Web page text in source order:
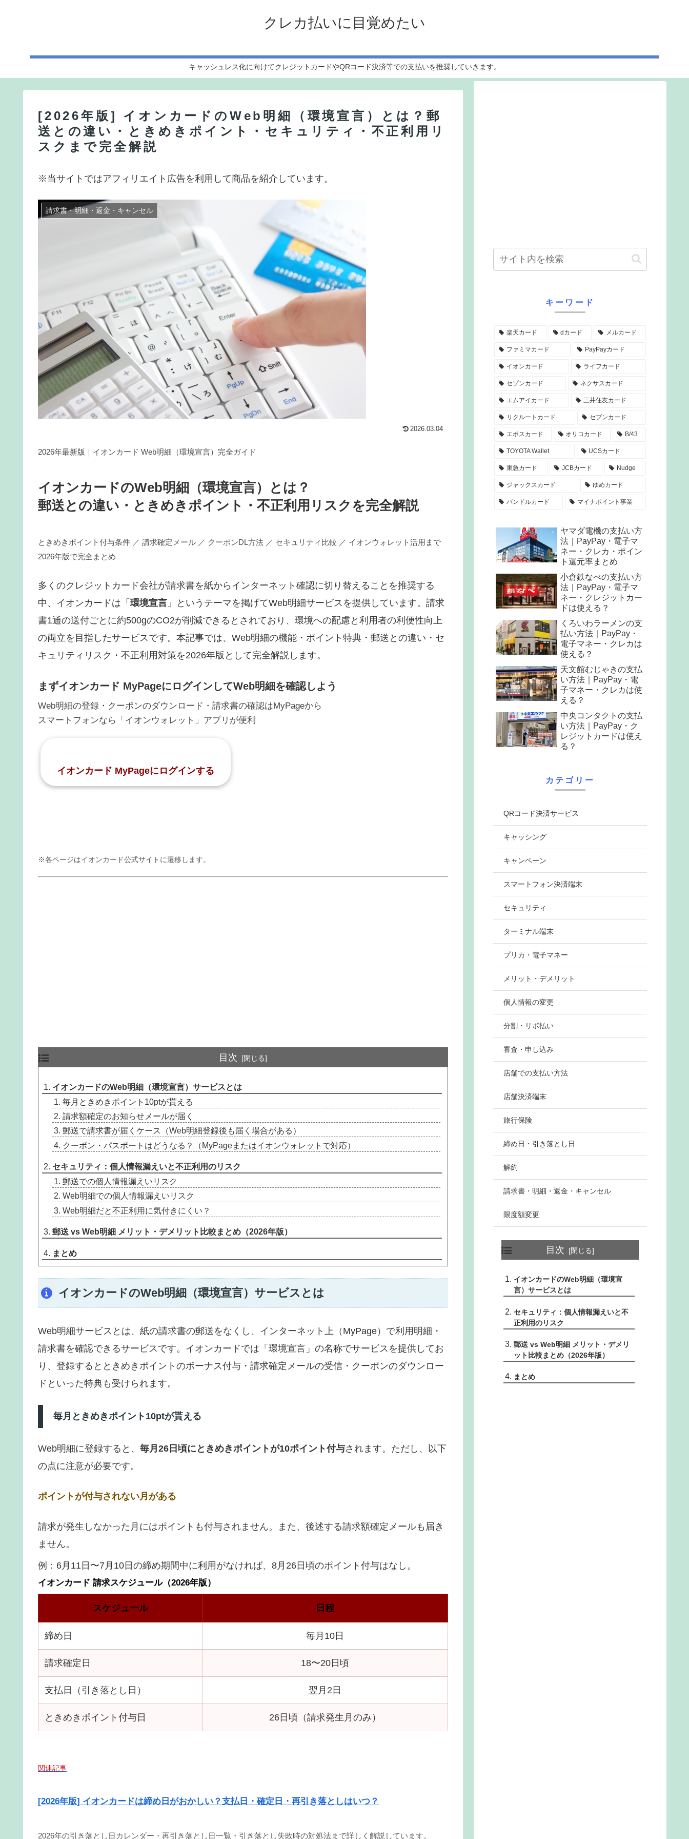
クレカ払いに目覚めたい
キャッシュレス化に向けてクレジットカードやQRコード決済等での支払いを推奨していきます。
[2026年版] イオンカードのWeb明細（環境宣言）とは？郵
送との違い・ときめきポイント・セキュリティ・不正利用リ
スクまで完全解説
※当サイトではアフィリエイト広告を利用して商品を紹介しています。
請求書・明細・返金・キャンセル
2026.03.04
2026年最新版｜イオンカード Web明細（環境宣言）完全ガイド
イオンカードのWeb明細（環境宣言）とは？
郵送との違い・ときめきポイント・不正利用リスクを完全解説
ときめきポイント付与条件 ／ 請求確定メール ／ クーポンDL方法 ／ セキュリティ比較 ／ イオンウォレット活用まで
2026年版で完全まとめ
多くのクレジットカード会社が請求書を紙からインターネット確認に切り替えることを推奨する
中、イオンカードは「 環境宣言 」というテーマを掲げてWeb明細サービスを提供しています。請求
書1通の送付ごとに約500gのCO2が削減できるとされており、環境への配慮と利用者の利便性向上
の両立を目指したサービスです。本記事では、Web明細の機能・ポイント特典・郵送との違い・セ
キュリティリスク・不正利用対策を2026年版として完全解説します。
まずイオンカード MyPageにログインしてWeb明細を確認しよう
Web明細の登録・クーポンのダウンロード・請求書の確認はMyPageから
スマートフォンなら「イオンウォレット」アプリが便利
イオンカード MyPageにログインする
※各ページはイオンカード公式サイトに遷移します。
目次
イオンカードのWeb明細（環境宣言）サービスとは
毎月ときめきポイント10ptが貰える
請求額確定のお知らせメールが届く
郵送で請求書が届くケース（Web明細登録後も届く場合がある）
クーポン・パスポートはどうなる？（MyPageまたはイオンウォレットで対応）
セキュリティ：個人情報漏えいと不正利用のリスク
郵送での個人情報漏えいリスク
Web明細での個人情報漏えいリスク
Web明細だと不正利用に気付きにくい？
郵送 vs Web明細 メリット・デメリット比較まとめ（2026年版）
まとめ
イオンカードのWeb明細（環境宣言）サービスとは
Web明細サービスとは、紙の請求書の郵送をなくし、インターネット上（MyPage）で利用明細・
請求書を確認できるサービスです。イオンカードでは「環境宣言」の名称でサービスを提供してお
り、登録するとときめきポイントのボーナス付与・請求確定メールの受信・クーポンのダウンロー
ドといった特典も受けられます。
毎月ときめきポイント10ptが貰える
Web明細に登録すると、 毎月26日頃にときめきポイントが10ポイント付与されます。ただし、以下
の点に注意が必要です。
ポイントが付与されない月がある
請求が発生しなかった月にはポイントも付与されません。
また、後述する請求額確定メールも届き
ません。
例：6月11日〜7月10日の締め期間中に利用がなければ、8月26日頃のポイント付与はなし。
イオンカード 請求スケジュール（2026年版）
スケジュール 日程
締め日 毎月10日
請求確定日 18〜20日頃
支払日（引き落とし日） 翌月2日
ときめきポイント付与日 26日頃（請求発生月のみ）
関連記事
[2026年版] イオンカードは締め日がおかしい？支払日・確定日・再引き落としはいつ？
2026年の引き落とし日カレンダー・再引き落とし日一覧・引き落とし失敗時の対処法まで詳しく解説しています。
キーワード
楽天カード dカード メルカード
ファミマカード PayPayカード
イオンカード ライフカード
セゾンカード ネクサスカード
エムアイカード 三井住友カード
リクルートカード セブンカード
エポスカード オリコカード B/43
TOYOTA Wallet UCSカード
東急カード JCBカード Nudge
ジャックスカード ゆめカード
バンドルカード マイナポイント事業
ヤマダ電機の支払い方
法｜PayPay・電子マ
ネー・クレカ・ポイン
ト還元率まとめ
小倉鉄なべの支払い方
法｜PayPay・電子マ
ネー・クレジットカー
ドは使える？
くろいわラーメンの支
払い方法｜PayPay・
電子マネー・クレカは
使える？
天文館むじゃきの支払
い方法｜PayPay・電
子マネー・クレカは使
える？
中央コンタクトの支払
い方法｜PayPay・ク
レジットカードは使え
る？
カテゴリー
QRコード決済サービス
キャッシング
キャンペーン
スマートフォン決済端末
セキュリティ
ターミナル端末
プリカ・電子マネー
メリット・デメリット
個人情報の変更
分割・リボ払い
審査・申し込み
店舗での支払い方法
店舗決済端末
旅行保険
締め日・引き落とし日
解約
請求書・明細・返金・キャンセル
限度額変更
目次
イオンカードのWeb明細（環境宣
言）サービスとは
セキュリティ：個人情報漏えいと不
正利用のリスク
郵送 vs Web明細 メリット・デメリ
ット比較まとめ（2026年版）
まとめ